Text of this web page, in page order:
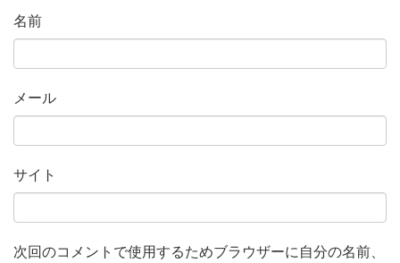
名前
メール
サイト
次回のコメントで使用するためブラウザーに自分の名前、